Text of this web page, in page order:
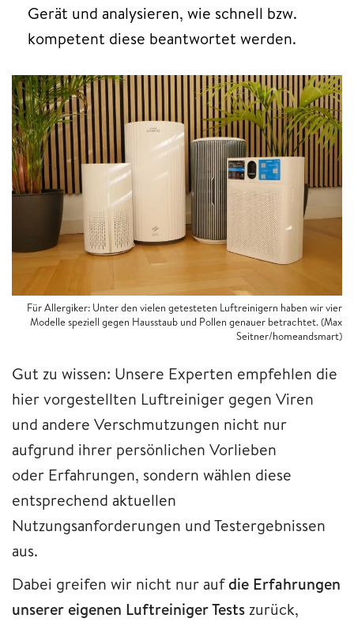
Gerät und analysieren, wie schnell bzw.
kompetent diese beantwortet werden.
Für Allergiker: Unter den vielen getesteten Luftreinigern haben wir vier
Modelle speziell gegen Hausstaub und Pollen genauer betrachtet. (Max
Seitner/homeandsmart)
Gut zu wissen: Unsere Experten empfehlen die
hier vorgestellten Luftreiniger gegen Viren
und andere Verschmutzungen nicht nur
aufgrund ihrer persönlichen Vorlieben
oder Erfahrungen, sondern wählen diese
entsprechend aktuellen
Nutzungsanforderungen und Testergebnissen
aus.
Dabei greifen wir nicht nur aufdie Erfahrungen
unserer eigenen Luftreiniger Testszurück,